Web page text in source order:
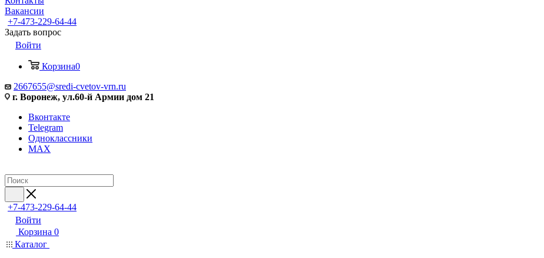
Вакансии
+7-473-229-64-44
Задать вопрос
Войти
Корзина0
2667655@sredi-cvetov-vrn.ru
г. Воронеж, ул.60-й Армии дом 21
Вконтакте
Telegram
Одноклассники
MAX
+7-473-229-64-44
Войти
Корзина 0
Каталог